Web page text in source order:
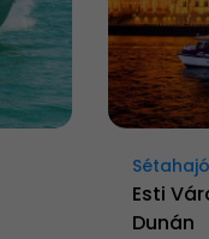
Esti
Dunán